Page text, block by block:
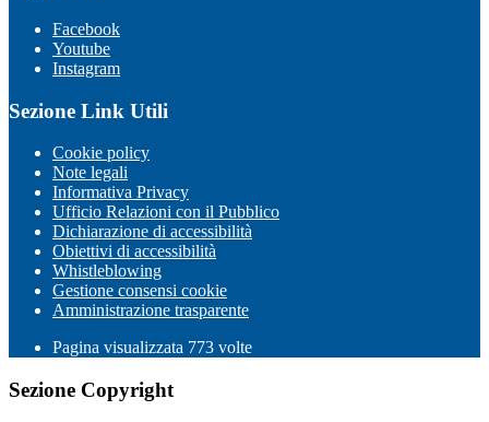
Facebook
Youtube
Instagram
Sezione Link Utili
Cookie policy
Note legali
Informativa Privacy
Ufficio Relazioni con il Pubblico
Dichiarazione di accessibilità
Obiettivi di accessibilità
Whistleblowing
Gestione consensi cookie
Amministrazione trasparente
Pagina visualizzata 773 volte
Sezione Copyright